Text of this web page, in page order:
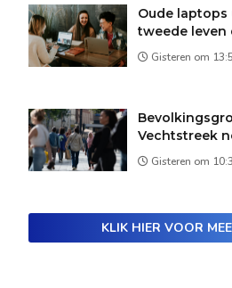
Oude
tweede leven
Gisteren om
Vechtstreek
Gisteren om
KLIK HIER VOOR